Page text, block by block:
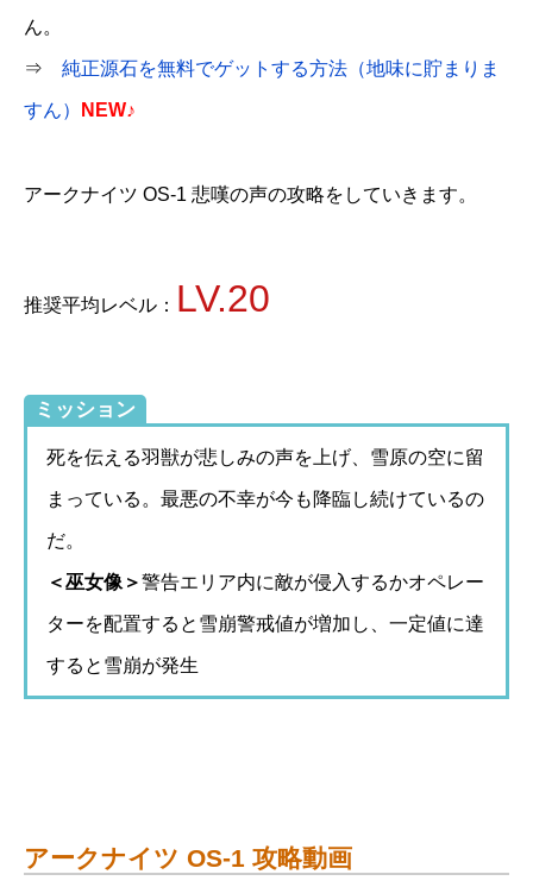
ん。
⇒ 純正源石を無料でゲットする方法（地味に貯まりま
すん） NEW♪
アークナイツ OS-1 悲嘆の声の攻略をしていきます。
推奨平均レベル： LV.20
ミッション
死を伝える羽獣が悲しみの声を上げ、雪原の空に留
まっている。最悪の不幸が今も降臨し続けているの
だ。
＜巫女像＞警告エリア内に敵が侵入するかオペレー
ターを配置すると雪崩警戒値が増加し、一定値に達
すると雪崩が発生
アークナイツ OS-1 攻略動画